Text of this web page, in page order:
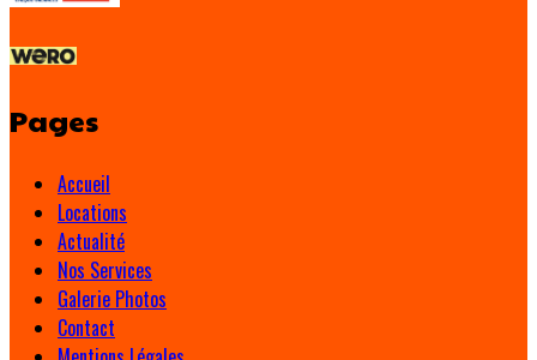
Pages
Accueil
Locations
Actualité
Nos Services
Galerie Photos
Contact